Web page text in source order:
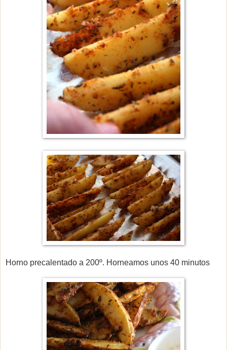
Horno precalentado a 200º. Horneamos unos 40 minutos